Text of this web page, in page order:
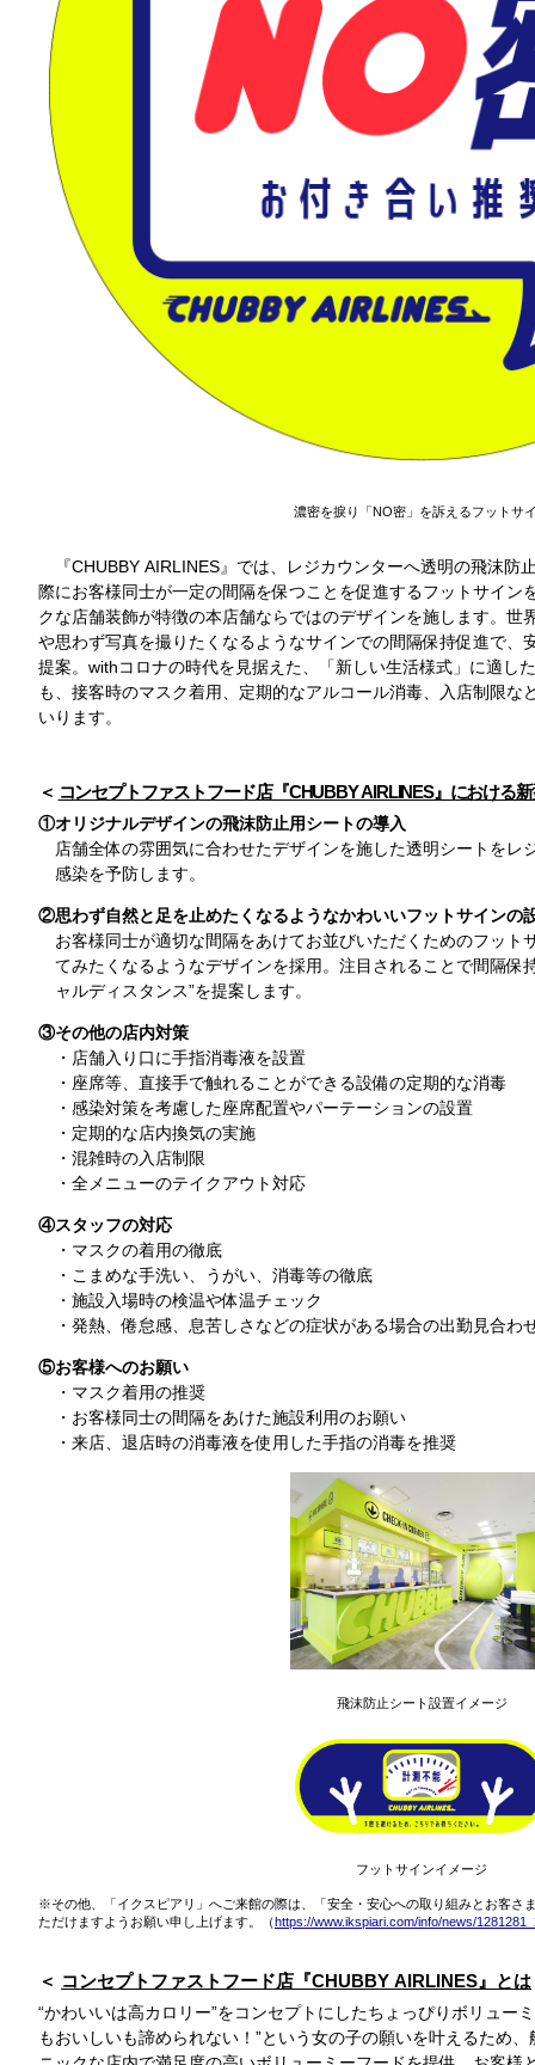
濃密を捩り「NO密」を訴えるフットサ
『CHUBBY AIRLINES』では、レジカウンターへ透明の飛沫防
際にお客様同士が一定の間隔を保つことを促進するフットサイン
クな店舗装飾が特徴の本店舗ならではのデザインを施します。世
や思わず写真を撮りたくなるようなサインでの間隔保持促進で、
提案。withコロナの時代を見据えた、「新しい生活様式」に適し
も、接客時のマスク着用、定期的なアルコール消毒、入店制限な
いります。
コンセプトファストフード店『CHUBBY AIRLINES』における
①オリジナルデザインの飛沫防止用シートの導入
店舗全体の雰囲気に合わせたデザインを施した透明シートをレ
感染を予防します。
②思わず自然と足を止めたくなるようなかわいいフットサインの
お客様同士が適切な間隔をあけてお並びいただくためのフット
てみたくなるようなデザインを採用。注目されることで間隔保
ャルディスタンス”を提案します。
③その他の店内対策
・店舗入り口に手指消毒液を設置
・座席等、直接手で触れることができる設備の定期的な消毒
・感染対策を考慮した座席配置やパーテーションの設置
・定期的な店内換気の実施
・混雑時の入店制限
・全メニューのテイクアウト対応
④スタッフの対応
・マスクの着用の徹底
・こまめな手洗い、うがい、消毒等の徹底
・施設入場時の検温や体温チェック
・発熱、倦怠感、息苦しさなどの症状がある場合の出勤見合わ
⑤お客様へのお願い
・マスク着用の推奨
・お客様同士の間隔をあけた施設利用のお願い
・来店、退店時の消毒液を使用した手指の消毒を推奨
飛沫防止シート設置イメージ
フットサインイメージ
※その他、「イクスピアリ」へご来館の際は、「安全・安心への取り組みとお客さ
ただけますようお願い申し上げます。（https://www.ikspiari.com/info/news/
コンセプトファストフード店『CHUBBY AIRLINES』とは
“かわいいは高カロリー”をコンセプトにしたちょっぴりボリュー
もおいしいも諦められない！”という女の子の願いを叶えるため